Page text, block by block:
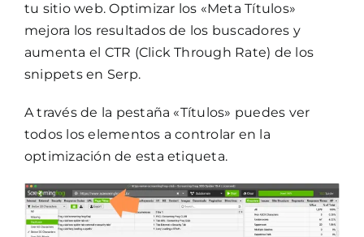
tu sitio web. Optimizar los «Meta Títulos»
mejora los resultados de los buscadores y
aumenta el CTR (Click Through Rate) de los
snippets en Serp.
A través de la pestaña «Títulos» puedes ver
todos los elementos a controlar en la
optimización de esta etiqueta.